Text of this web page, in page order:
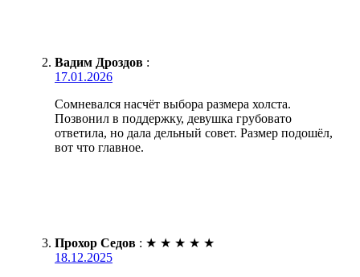
Вадим Дроздов :
17.01.2026
Сомневался насчёт выбора размера холста.
Позвонил в поддержку, девушка грубовато
ответила, но дала дельный совет. Размер подошёл,
вот что главное.
Прохор Седов : ★ ★ ★ ★ ★
18.12.2025